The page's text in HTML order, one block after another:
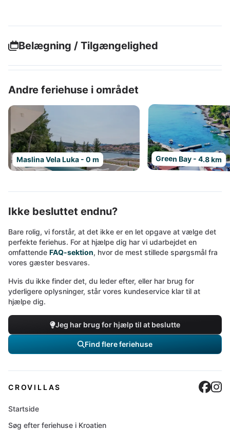
Belægning / Tilgængelighed
Andre feriehuse i området
Maslina Vela Luka - 0 m Green Bay - 4.8 km
Ikke besluttet endnu?
Bare rolig, vi forstår, at det ikke er en let opgave at vælge det
perfekte feriehus. For at hjælpe dig har vi udarbejdet en
omfattende FAQ-sektion, hvor de mest stillede spørgsmål fra
vores gæster besvares.
Hvis du ikke finder det, du leder efter, eller har brug for
yderligere oplysninger, står vores kundeservice klar til at
hjælpe dig.
Jeg har brug for hjælp til at beslutte
Find flere feriehuse
CROVILLAS
Startside
Søg efter feriehuse i Kroatien